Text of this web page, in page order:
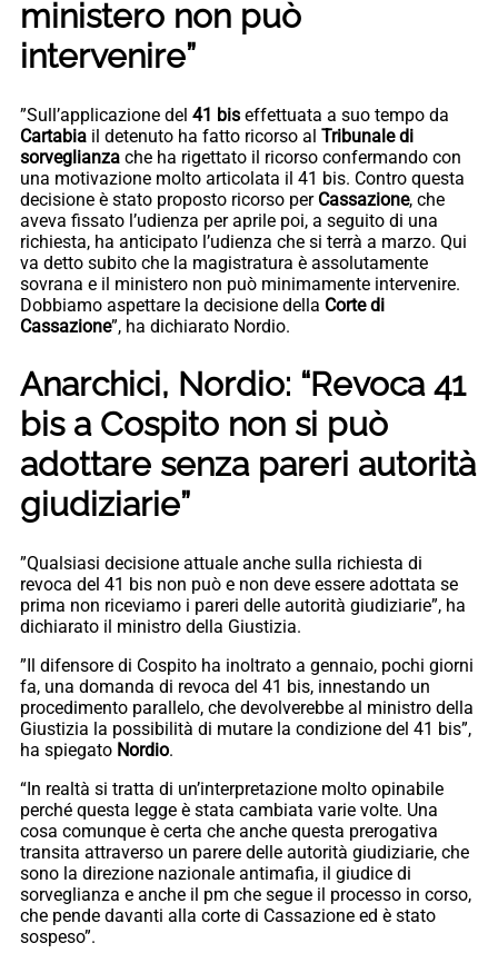
ministero non può
intervenire”
”Sull’applicazione del 41 bis effettuata a suo tempo da
Cartabia il detenuto ha fatto ricorso al Tribunale di
sorveglianza che ha rigettato il ricorso confermando con
una motivazione molto articolata il 41 bis. Contro questa
decisione è stato proposto ricorso per Cassazione, che
aveva fissato l’udienza per aprile poi, a seguito di una
richiesta, ha anticipato l’udienza che si terrà a marzo. Qui
va detto subito che la magistratura è assolutamente
sovrana e il ministero non può minimamente intervenire.
Dobbiamo aspettare la decisione della Corte di
Cassazione”, ha dichiarato Nordio.
Anarchici, Nordio: “Revoca 41
bis a Cospito non si può
adottare senza pareri autorità
giudiziarie”
”Qualsiasi decisione attuale anche sulla richiesta di
revoca del 41 bis non può e non deve essere adottata se
prima non riceviamo i pareri delle autorità giudiziarie”, ha
dichiarato il ministro della Giustizia.
”Il difensore di Cospito ha inoltrato a gennaio, pochi giorni
fa, una domanda di revoca del 41 bis, innestando un
procedimento parallelo, che devolverebbe al ministro della
Giustizia la possibilità di mutare la condizione del 41 bis”,
ha spiegato Nordio.
“In realtà si tratta di un’interpretazione molto opinabile
perché questa legge è stata cambiata varie volte. Una
cosa comunque è certa che anche questa prerogativa
transita attraverso un parere delle autorità giudiziarie, che
sono la direzione nazionale antimafia, il giudice di
sorveglianza e anche il pm che segue il processo in corso,
che pende davanti alla corte di Cassazione ed è stato
sospeso”.